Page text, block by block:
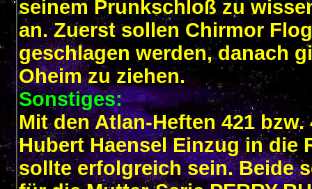
seinem Prunkschloß zu
an. Zuerst sollen Chirmor
geschlagen werden, danach
Oheim zu ziehen.
Sonstiges:
Mit den Atlan-Heften 421
Hubert Haensel Einzug in die
sollte erfolgreich sein. Beide